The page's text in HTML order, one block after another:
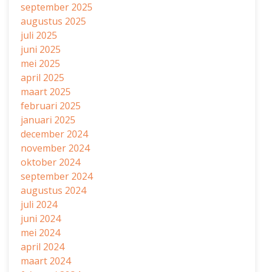
september 2025
augustus 2025
juli 2025
juni 2025
mei 2025
april 2025
maart 2025
februari 2025
januari 2025
december 2024
november 2024
oktober 2024
september 2024
augustus 2024
juli 2024
juni 2024
mei 2024
april 2024
maart 2024